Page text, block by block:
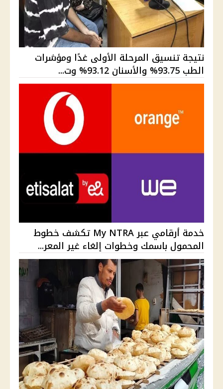
نتيجة تنسيق المرحلة الأولى غدًا ومؤشرات
الطب 93.75% والأسنان 93.12% وت...
خدمة أرقامي عبر My NTRA تكشف خطوط
المحمول باسمك وخطوات إلغاء غير المعر...